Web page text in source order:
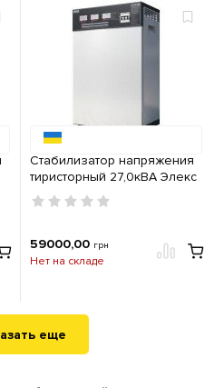
Стабилизатор напряжения
тиристорный 27,0кВА Элекс
АМПЕР 12-3-40А v2.1
59000,00 грн
Нет на складе
еще